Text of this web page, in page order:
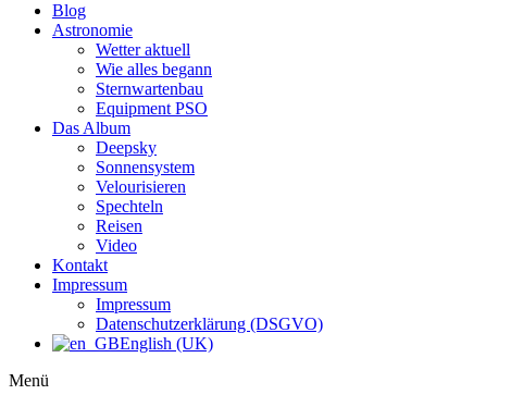
Blog
Astronomie
Wetter aktuell
Wie alles begann
Sternwartenbau
Equipment PSO
Das Album
Deepsky
Sonnensystem
Velourisieren
Spechteln
Reisen
Video
Kontakt
Impressum
Impressum
Datenschutzerklärung (DSGVO)
English (UK)
Menü